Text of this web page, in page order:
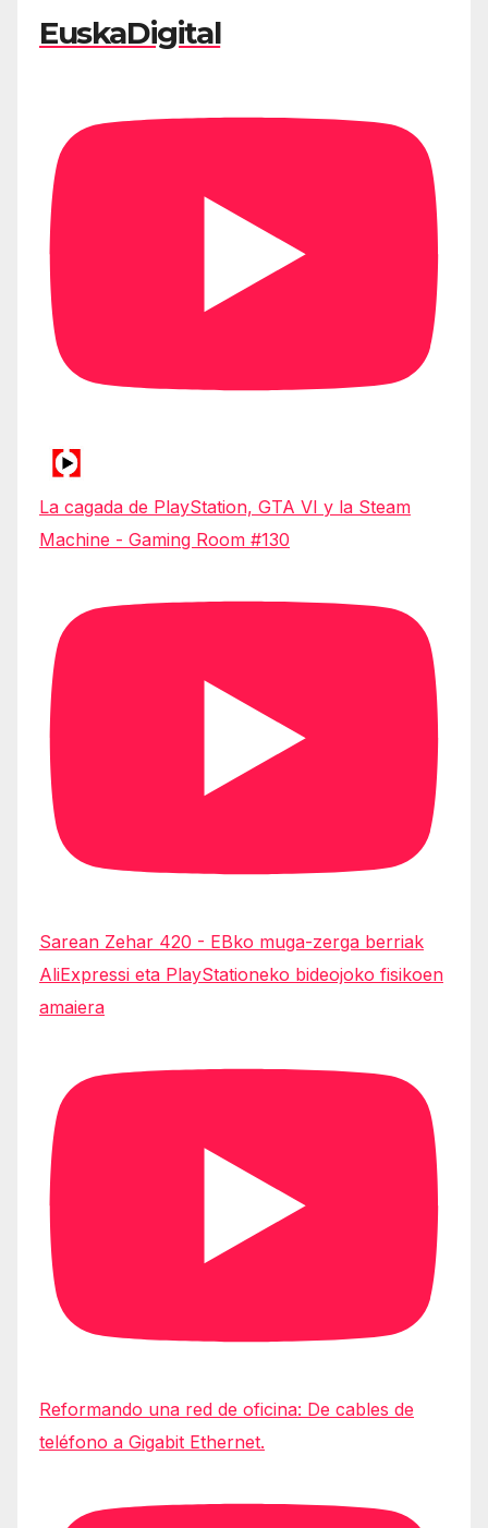
EuskaDigital
La cagada de PlayStation, GTA VI y la Steam
Machine - Gaming Room #130
Sarean Zehar 420 - EBko muga-zerga berriak
AliExpressi eta PlayStationeko bideojoko fisikoen
amaiera
Reformando una red de oficina: De cables de
teléfono a Gigabit Ethernet.